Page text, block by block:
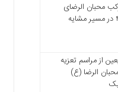
محبان الرضای
از مراسم تعزیه
الرضا (ع)